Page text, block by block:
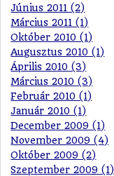
Június 2011 (2)
Március 2011 (1)
Október 2010 (1)
Augusztus 2010 (1)
Április 2010 (3)
Március 2010 (3)
Február 2010 (1)
Január 2010 (1)
December 2009 (1)
November 2009 (4)
Október 2009 (2)
Szeptember 2009 (1)